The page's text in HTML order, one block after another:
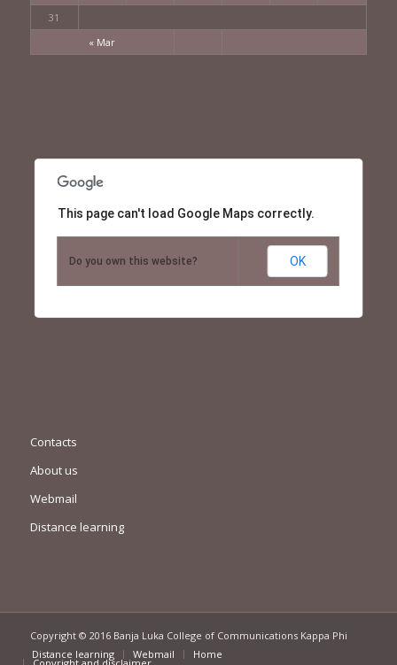
« Mar
31
This page can't load Google Maps correctly.
Do you own this website? OK
Contacts
About us
Webmail
Distance learning
Copyright © 2016 Banja Luka College of Communications Kappa Phi
Distance learning
Webmail Home